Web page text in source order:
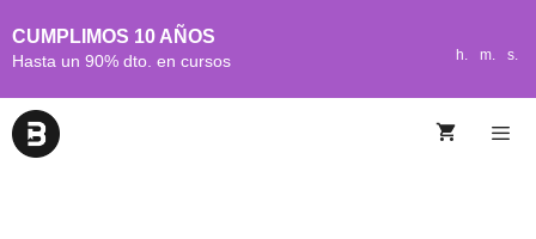
CUMPLIMOS 10 AÑOS
Hasta un 90% dto. en cursos h. m. s.